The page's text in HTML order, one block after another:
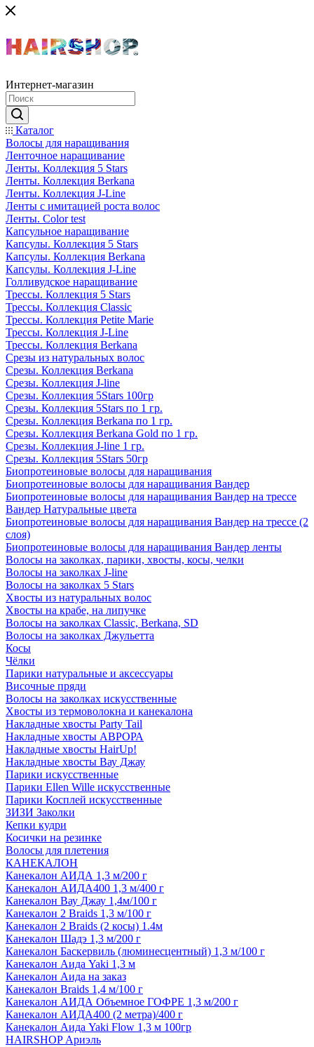
Интернет-магазин
Каталог
Волосы для наращивания
Ленточное наращивание
Ленты. Коллекция 5 Stars
Ленты. Коллекция Berkana
Ленты. Коллекция J-Line
Ленты с имитацией роста волос
Ленты. Color test
Капсульное наращивание
Капсулы. Коллекция 5 Stars
Капсулы. Коллекция Berkana
Капсулы. Коллекция J-Line
Голливудское наращивание
Трессы. Коллекция 5 Stars
Трессы. Коллекция Classic
Трессы. Коллекция Petite Marie
Трессы. Коллекция J-Line
Трессы. Коллекция Berkana
Срезы из натуральных волос
Срезы. Коллекция Berkana
Срезы. Коллекция J-line
Срезы. Коллекция 5Stars 100гр
Срезы. Коллекция 5Stars по 1 гр.
Срезы. Коллекция Berkana по 1 гр.
Срезы. Коллекция Berkana Gold по 1 гр.
Срезы. Коллекция J-line 1 гр.
Срезы. Коллекция 5Stars 50гр
Биопротеиновые волосы для наращивания
Биопротеиновые волосы для наращивания Вандер
Биопротеиновые волосы для наращивания Вандер на трессе
Вандер Натуральные цвета
Биопротеиновые волосы для наращивания Вандер на трессе (2
слоя)
Биопротеиновые волосы для наращивания Вандер ленты
Волосы на заколках, парики, хвосты, косы, челки
Волосы на заколках J-line
Волосы на заколках 5 Stars
Хвосты из натуральных волос
Хвосты на крабе, на липучке
Волосы на заколках Classic, Berkana, SD
Волосы на заколках Джульетта
Косы
Чёлки
Парики натуральные и аксессуары
Височные пряди
Волосы на заколках искусственные
Хвосты из термоволокна и канекалона
Накладные хвосты Party Tail
Накладные хвосты АВРОРА
Накладные хвосты HairUp!
Накладные хвосты Вау Джау
Парики искусственные
Парики Ellen Wille искусственные
Парики Косплей искусственные
ЗИЗИ Заколки
Кепки кудри
Косички на резинке
Волосы для плетения
КАНЕКАЛОН
Канекалон АИДА 1,3 м/200 г
Канекалон АИДА400 1,3 м/400 г
Канекалон Вау Джау 1,4м/100 г
Канекалон 2 Braids 1,3 м/100 г
Канекалон 2 Braids (2 косы) 1.4м
Канекалон Шадэ 1,3 м/200 г
Канекалон Баскервиль (люминесцентный) 1,3 м/100 г
Канекалон Аида Yaki 1,3 м
Канекалон Аида на заказ
Канекалон Braids 1,4 м/100 г
Канекалон АИДА Объемное ГОФРЕ 1,3 м/200 г
Канекалон АИДА400 (2 метра)/400 г
Канекалон Аида Yaki Flow 1,3 м 100гр
HAIRSHOP Ариэль